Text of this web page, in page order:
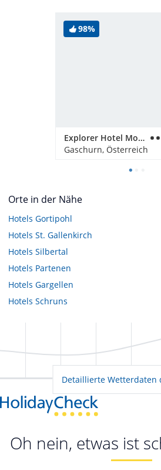
98%
Explorer Hotel Montafon
Gaschurn, Österreich
Orte in der Nähe
Hotels Gortipohl
Hotels St. Gallenkirch
Hotels Silbertal
Hotels Partenen
Hotels Gargellen
Hotels Schruns
Detaillierte Wetterdaten
Oh nein, etwas ist